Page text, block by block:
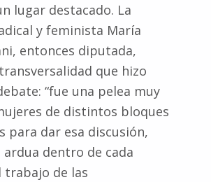
lugar destacado. La
y feminista María
entonces diputada,
que hizo
“fue una pelea muy
de distintos bloques
para dar esa discusión,
dentro de cada
trabajo de las